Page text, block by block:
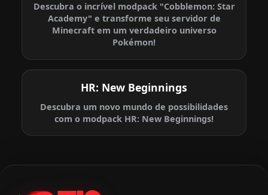
Descubra o incrível modpack "Cobblemon: Star
Academy" e transforme seu servidor de
Minecraft em um verdadeiro universo
Pokémon!
HR: New Beginnings
Descubra um novo mundo de possibilidades
com o modpack HR: New Beginnings!